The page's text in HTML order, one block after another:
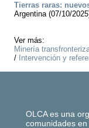
Tierras raras:
Argentina (07/10/
Ver más:
Minería
/ Intervención y
OLCA es una
comunidades